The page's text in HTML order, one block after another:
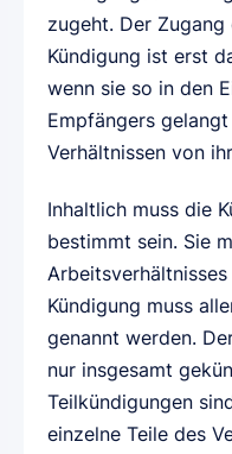
zugeht. Der
Kündigung ist erst
wenn sie so in den
Empfängers
Verhältnissen von
Inhaltlich muss die
bestimmt sein. Sie
Kündigung muss
genannt werden.
nur insgesamt
Teilkündigungen
einzelne Teile des